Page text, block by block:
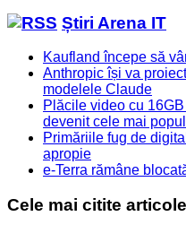
Știri Arena IT
Kaufland începe să
Anthropic își va
modelele Claude
Plăcile video cu
devenit cele mai
Primăriile fug de
apropie
e-Terra rămâne
Cele mai citite articole